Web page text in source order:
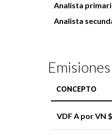
Analista
Analista
CONCEPTO
VDF A por VN